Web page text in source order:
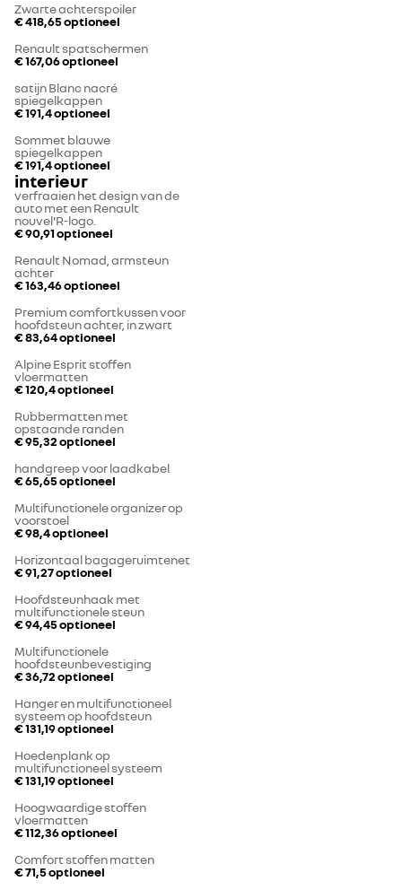
Zwarte achterspoiler
€ 418,65optioneel
Renault spatschermen
€ 167,06optioneel
satijn Blanc nacré
spiegelkappen
€ 191,4optioneel
Sommet blauwe
spiegelkappen
€ 191,4optioneel
interieur
verfraaien het design van de
auto met een Renault
nouvel'R-logo.
€ 90,91optioneel
Renault Nomad, armsteun
achter
€ 163,46optioneel
Premium comfortkussen voor
hoofdsteun achter, in zwart
€ 83,64optioneel
Alpine Esprit stoffen
vloermatten
€ 120,4optioneel
Rubbermatten met
opstaande randen
€ 95,32optioneel
handgreep voor laadkabel
€ 65,65optioneel
Multifunctionele organizer op
voorstoel
€ 98,4optioneel
Horizontaal bagageruimtenet
€ 91,27optioneel
Hoofdsteunhaak met
multifunctionele steun
€ 94,45optioneel
Multifunctionele
hoofdsteunbevestiging
€ 36,72optioneel
Hanger en multifunctioneel
systeem op hoofdsteun
€ 131,19optioneel
Hoedenplank op
multifunctioneel systeem
€ 131,19optioneel
Hoogwaardige stoffen
vloermatten
€ 112,36optioneel
Comfort stoffen matten
€ 71,5optioneel